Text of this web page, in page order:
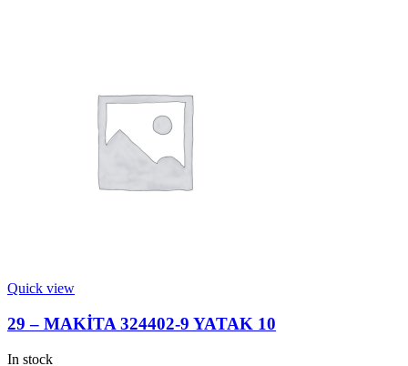
Quick view
29 – MAKİTA 324402-9 YATAK 10
In stock